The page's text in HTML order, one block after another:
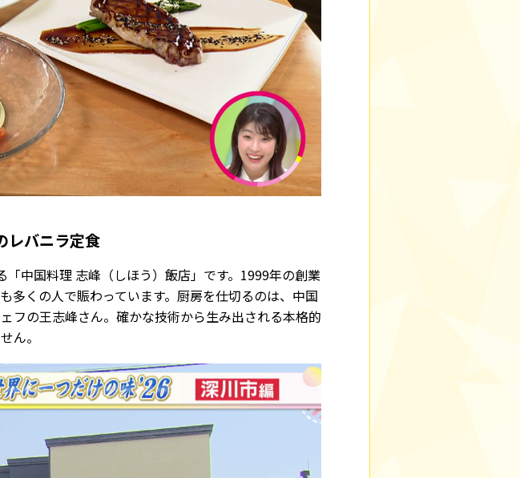
レバニラ定食
中国料理 志峰（しほう）飯店」です。1999年の創業
多くの人で賑わっています。厨房を仕切るのは、中国
フの王志峰さん。確かな技術から生み出される本格的
ん。